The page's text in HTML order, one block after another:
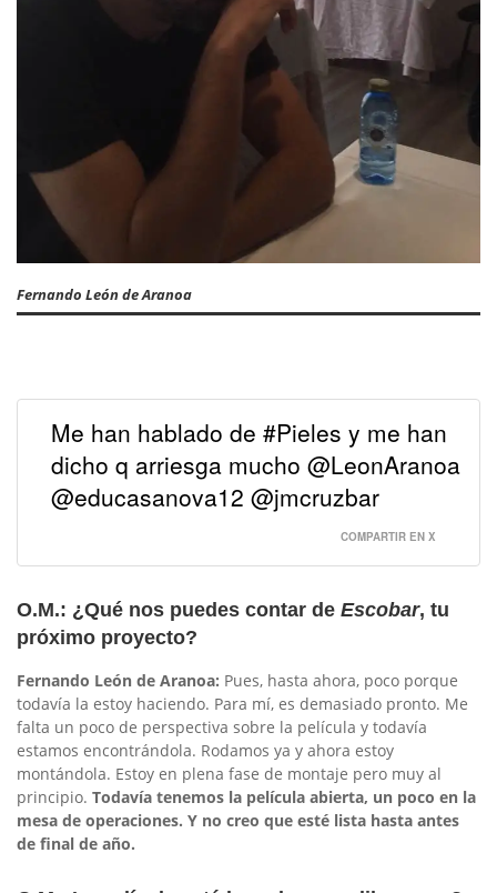
Fernando León de Aranoa
Me han hablado de #Pieles y me han
dicho q arriesga mucho @LeonAranoa
@educasanova12 @jmcruzbar
COMPARTIR EN X
O.M.: ¿Qué nos puedes contar de Escobar, tu
próximo proyecto?
Fernando León de Aranoa: Pues, hasta ahora, poco porque
todavía la estoy haciendo. Para mí, es demasiado pronto. Me
falta un poco de perspectiva sobre la película y todavía
estamos encontrándola. Rodamos ya y ahora estoy
montándola. Estoy en plena fase de montaje pero muy al
principio. Todavía tenemos la película abierta, un poco en la
mesa de operaciones. Y no creo que esté lista hasta antes
de final de año.